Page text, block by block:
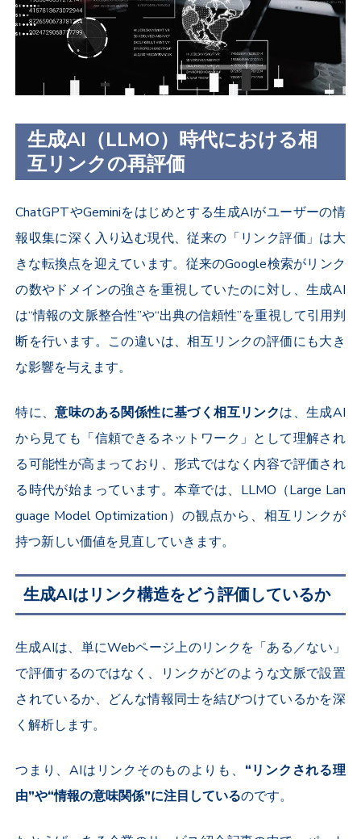
生成AI（LLMO）時代における相
互リンクの再評価
ChatGPTやGeminiをはじめとする生成AIがユーザーの情
報収集に深く入り込む現代、従来の「リンク評価」は大
きな転換点を迎えています。従来のGoogle検索がリンク
の数やドメインの強さを重視していたのに対し、生成AI
は“情報の文脈整合性”や“出典の信頼性”を重視して引用判
断を行います。この違いは、相互リンクの評価にも大き
な影響を与えます。
特に、意味のある関係性に基づく相互リンクは、生成AI
から見ても「信頼できるネットワーク」として理解され
る可能性が高まっており、形式ではなく内容で評価され
る時代が始まっています。本章では、LLMO（Large Lan
guage Model Optimization）の観点から、相互リンクが
持つ新しい価値を見直していきます。
生成AIはリンク構造をどう評価しているか
生成AIは、単にWebページ上のリンクを「ある／ない」
で評価するのではなく、リンクがどのような文脈で設置
されているか、どんな情報同士を結びつけているかを深
く解析します。
つまり、AIはリンクそのものよりも、 “リンクされる理
由”や“情報の意味関係”に注目しているのです。